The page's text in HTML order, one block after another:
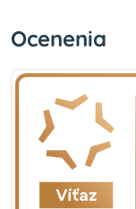
Ocenenia